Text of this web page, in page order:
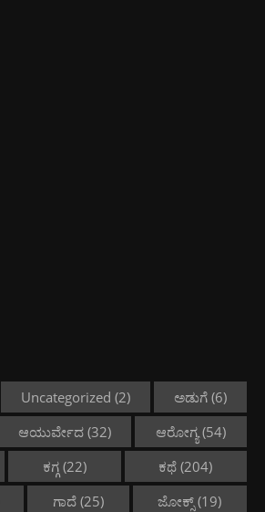
Uncategorized (2) ಅಡುಗೆ (6)
ಆಯುರ್ವೇದ(32) ಆರೋಗ್ಯ(54)
ಕಗ್ಗ(22) ಕಥೆ (204)
ಗಾದೆ(25) ಜೋಕ್ಸ್(19)